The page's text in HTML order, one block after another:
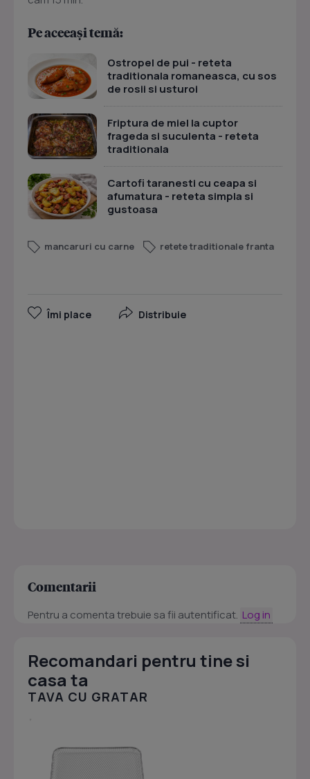
Pe aceeași temă:
Ostropel de pui - reteta
traditionala romaneasca, cu sos
de rosii si usturoi
Friptura de miel la cuptor
frageda si suculenta - reteta
traditionala
Cartofi taranesti cu ceapa si
afumatura - reteta simpla si
gustoasa
mancaruri cu carne retete traditionale franta
Îmi place Distribuie
Comentarii
Pentru a comenta trebuie sa fii autentificat. Log in
Recomandari pentru tine si
casa ta
TAVA CU GRATAR